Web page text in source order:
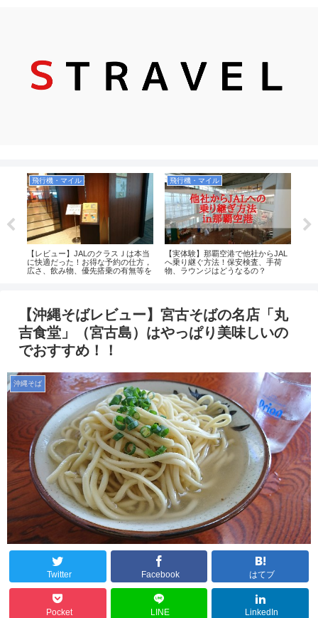
飛行機・マイル
【レビュー】JALのクラスＪは本当
に快適だった！お得な予約の仕方，
広さ、飲み物、優先搭乗の有無等を
飛行機・マイル
【実体験】那覇空港で他社からJAL
へ乗り継ぐ方法！保安検査、手荷
物、ラウンジはどうなるの？
【沖縄そばレビュー】宮古そばの名店「丸
吉食堂」（宮古島）はやっぱり美味しいの
でおすすめ！！
沖縄そば
Twitter Facebook はてブ
Pocket LINE LinkedIn